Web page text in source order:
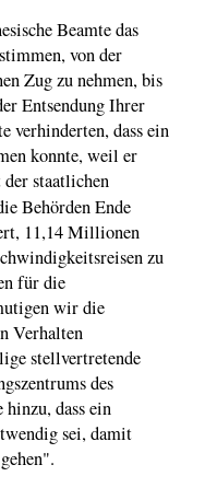
Beamte das
von der
Zug zu nehmen, bis
Entsendung Ihrer
verhinderten, dass ein
konnte, weil er
staatlichen
Behörden Ende
11,14 Millionen
zu
für die
wir die
Verhalten
stellvertretende
des
dass ein
sei, damit